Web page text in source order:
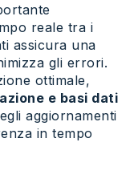
reale tra i
assicura una
gli errori.
ottimale,
e basi dati
aggiornamenti
in tempo